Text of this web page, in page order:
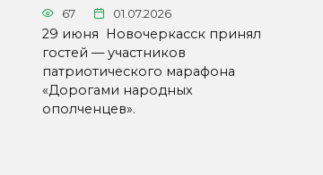
67 01.07.2026
29 июня Новочеркасск принял
гостей — участников
патриотического марафона
«Дорогами народных
ополченцев».